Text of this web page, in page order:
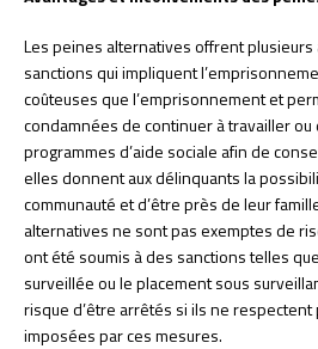
Les peines alternatives offrent
sanctions qui impliquent
coûteuses que l’emprisonnement et
condamnées de continuer à travailler ou
programmes d’aide sociale afin de
elles donnent aux délinquants la
communauté et d’être près de leur
alternatives ne sont pas exemptes de
ont été soumis à des sanctions telles
surveillée ou le placement sous
risque d’être arrêtés si ils ne
imposées par ces mesures.